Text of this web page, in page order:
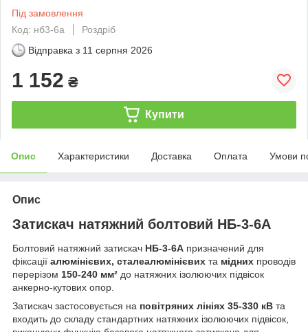
Під замовлення
Код: нб3-6а
Роздріб
Відправка з 11 серпня 2026
1 152 ₴
Купити
Опис Характеристики Доставка Оплата Умови
Опис
Затискач натяжний болтовий НБ-3-6А
Болтовий натяжний затискач НБ-3-6А призначений для
фіксації алюмінієвих, сталеалюмінієвих та мідних проводів
перерізом 150-240 мм² до натяжних ізолюючих підвісок
анкерно-кутових опор.
Затискач застосовується на повітряних лініях 35-330 кВ та
входить до складу стандартних натяжних ізолюючих підвісок,